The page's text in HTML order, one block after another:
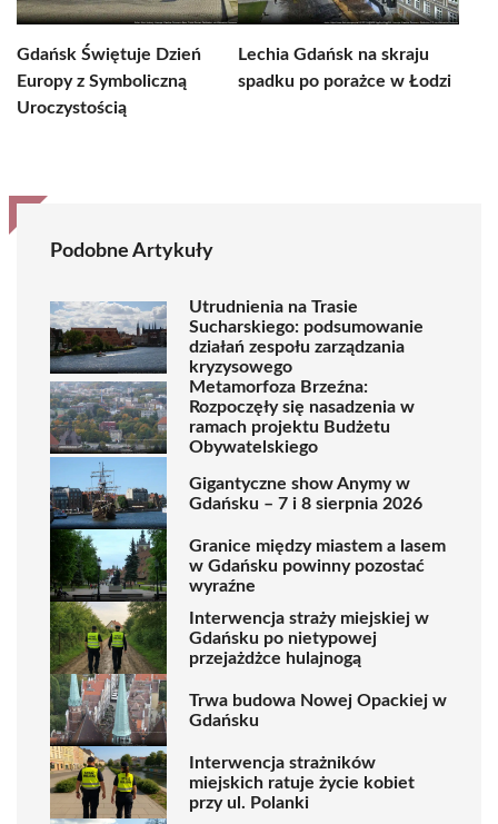
Gdańsk Świętuje Dzień
Europy z Symboliczną
Uroczystością
Lechia Gdańsk na skraju
spadku po porażce w Łodzi
Podobne Artykuły
Utrudnienia na Trasie
Sucharskiego: podsumowanie
działań zespołu zarządzania
kryzysowego
Metamorfoza Brzeźna:
Rozpoczęły się nasadzenia w
ramach projektu Budżetu
Obywatelskiego
Gigantyczne show Anymy w
Gdańsku – 7 i 8 sierpnia 2026
Granice między miastem a lasem
w Gdańsku powinny pozostać
wyraźne
Interwencja straży miejskiej w
Gdańsku po nietypowej
przejażdżce hulajnogą
Trwa budowa Nowej Opackiej w
Gdańsku
Interwencja strażników
miejskich ratuje życie kobiet
przy ul. Polanki